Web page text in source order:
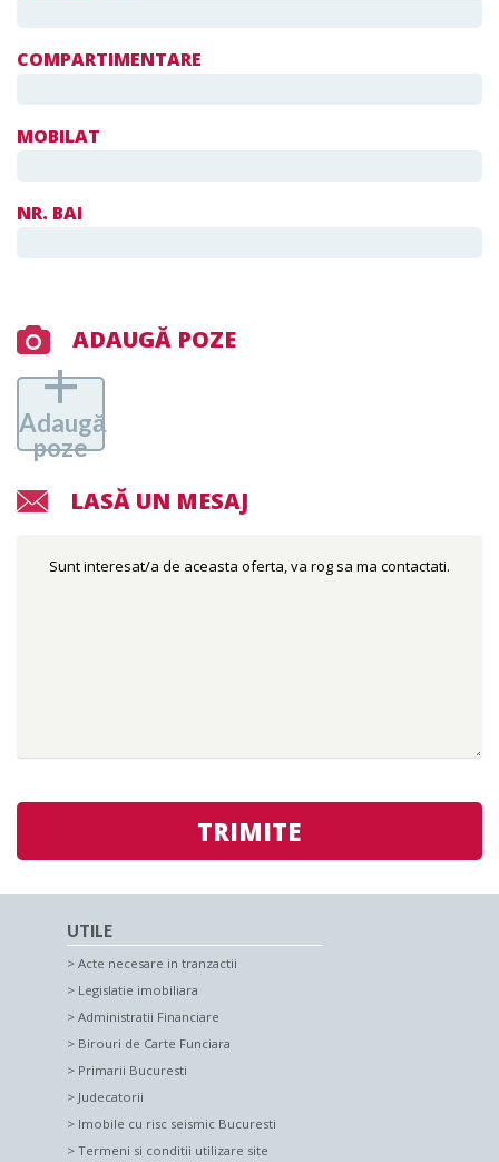
COMPARTIMENTARE
MOBILAT
NR. BAI
ADAUGĂ POZE
+
Adaugă
poze
LASĂ UN MESAJ
TRIMITE
UTILE
Acte necesare in tranzactii
Legislatie imobiliara
Administratii Financiare
Birouri de Carte Funciara
Primarii Bucuresti
Judecatorii
Imobile cu risc seismic Bucuresti
Termeni si conditii utilizare site